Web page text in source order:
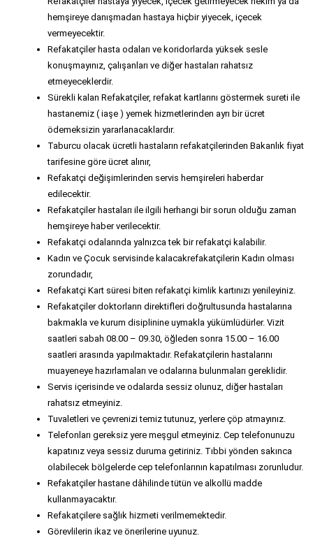
hemşireye danışmadan hastaya hiçbir yiyecek, içecek
vermeyecektir.
Refakatçiler hasta odaları ve koridorlarda yüksek sesle
konuşmayınız, çalışanları ve diğer hastaları rahatsız
etmeyeceklerdir.
Sürekli kalan Refakatçiler, refakat kartlarını göstermek sureti ile
hastanemiz ( iaşe ) yemek hizmetlerinden ayrı bir ücret
ödemeksizin yararlanacaklardır.
Taburcu olacak ücretli hastaların refakatçilerinden Bakanlık fiyat
tarifesine göre ücret alınır,
Refakatçi değişimlerinden servis hemşireleri haberdar
edilecektir.
Refakatçiler hastaları ile ilgili herhangi bir sorun olduğu zaman
hemşireye haber verilecektir.
Refakatçi odalarında yalnızca tek bir refakatçi kalabilir.
Kadın ve Çocuk servisinde kalacakrefakatçilerin Kadın olması
zorundadır,
Refakatçi Kart süresi biten refakatçi kimlik kartınızı yenileyiniz.
Refakatçiler doktorların direktifleri doğrultusunda hastalarına
bakmakla ve kurum disiplinine uymakla yükümlüdürler. Vizit
saatleri sabah 08.00 – 09.30, öğleden sonra 15.00 – 16.00
saatleri arasında yapılmaktadır. Refakatçilerin hastalarını
muayeneye hazırlamaları ve odalarına bulunmaları gereklidir.
Servis içerisinde ve odalarda sessiz olunuz, diğer hastaları
rahatsız etmeyiniz.
Tuvaletleri ve çevrenizi temiz tutunuz, yerlere çöp atmayınız.
Telefonları gereksiz yere meşgul etmeyiniz. Cep telefonunuzu
kapatınız veya sessiz duruma getiriniz. Tıbbi yönden sakınca
olabilecek bölgelerde cep telefonlarının kapatılması zorunludur.
Refakatçiler hastane dâhilinde tütün ve alkollü madde
kullanmayacaktır.
Refakatçilere sağlık hizmeti verilmemektedir.
Görevlilerin ikaz ve önerilerine uyunuz.